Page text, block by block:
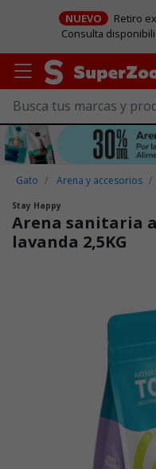
NUEVO
Retiro
Consulta
Gato Arena y accesorios
Stay Happy
Arena sanitaria
lavanda 2,5KG